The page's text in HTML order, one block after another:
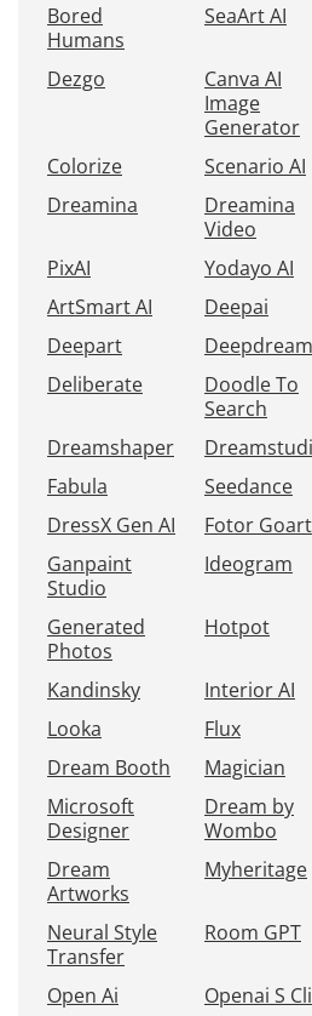
Bored
Humans
SeaArt AI
Dezgo
Canva AI
Image
Generator
Colorize Scenario AI
Dreamina
Dreamina
Video
PixAI Yodayo AI
ArtSmart AI
Deepai
Deepart
Deepdream
Deliberate
Doodle To
Search
Dreamshaper
Fabula
Seedance
DressX Gen AI
Fotor Goart
Ganpaint
Studio
Ideogram
Generated
Photos
Hotpot
Kandinsky Interior AI
Looka
Flux
Dream Booth
Magician
Microsoft
Designer
Dream by
Wombo
Dream
Artworks
Myheritage
Neural Style
Transfer
Room GPT
Open Ai Openai S